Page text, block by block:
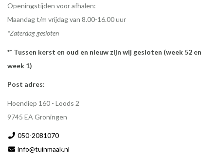
Openingstijden voor afhalen:
Maandag t/m vrijdag van 8.00-16.00 uur
*Zaterdag gesloten
** Tussen kerst en oud en nieuw zijn wij gesloten (week 52 en
week 1)
Post adres:
Hoendiep 160 - Loods 2
9745 EA Groningen
050-2081070
info@tuinmaak.nl